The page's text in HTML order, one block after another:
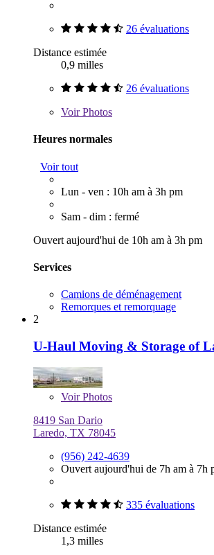
26 évaluations
Distance estimée
0,9 milles
26 évaluations
VoirPhotos
Heures normales
Voir tout
Lun - ven : 10h am à 3h pm
Sam - dim : fermé
Ouvert aujourd'hui de 10h am à 3h pm
Services
Camions de déménagement
Remorques et remorquage
2
U-Haul Moving & Storage of
VoirPhotos
8419 San Dario
Laredo, TX 78045
(956) 242-4639
Ouvert aujourd'hui de 7h am à 7h
335 évaluations
Distance estimée
1,3 milles